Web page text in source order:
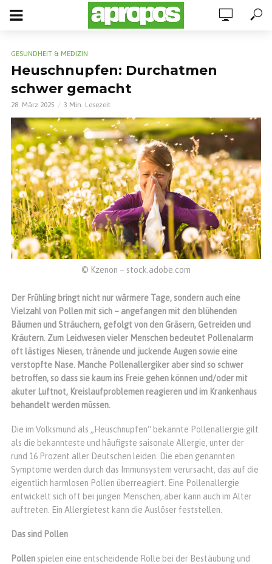
GESUNDHEIT & MEDIZIN
Heuschnupfen: Durchatmen
schwer gemacht
28. März 2025 3 Min. Lesezeit
© Kzenon – stock.adobe.com
Der Frühling bringt nicht nur wärmere Tage, sondern auch eine
Vielzahl von Pollen mit sich – angefangen mit den blühenden
Bäumen und Sträuchern, gefolgt von den Gräsern, Getreiden und
Kräutern. Zum Leidwesen vieler Menschen bedeutet Pollenalarm
oft lästiges Niesen, tränende und juckende Augen sowie eine
verstopfte Nase. Manche Pollenallergiker aber sind so schwer
betroffen, so dass sie kaum ins Freie gehen können und/oder mit
akuter Luftnot, Kreislaufproblemen reagieren und im Krankenhaus
behandelt werden müssen.
Die im Volksmund als „Heuschnupfen“ bekannte Pollenallergie gilt
als die bekannteste und häufigste saisonale Allergie, unter der
rund 16 Prozent aller Deutschen leiden. Die eben genannten
Symptome werden durch das Immunsystem verursacht, das auf die
eigentlich harmlosen Pollen überreagiert. Eine Pollenallergie
entwickelt sich oft bei jungen Menschen, aber kann auch im Alter
auftreten. Ein Allergietest kann die Auslöser feststellen.
Das sind Pollen
Pollen spielen eine entscheidende Rolle bei der Bestäubung und